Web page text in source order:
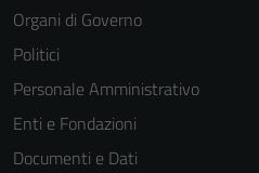
Organi di Governo
Politici
Personale Amministrativo
Enti e Fondazioni
Documenti e Dati